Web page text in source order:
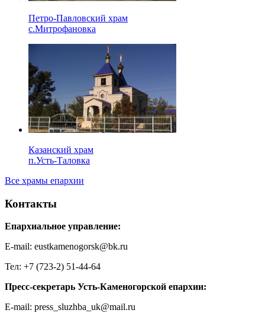
Петро-Павловский храм
с.Митрофановка
Казанский храм
п.Усть-Таловка
Все храмы епархии
Контакты
Епархиальное управление:
E-mail: eustkamenogorsk@bk.ru
Тел: +7 (723-2) 51-44-64
Пресс-секретарь Усть-Каменогорской епархии:
E-mail: press_sluzhba_uk@mail.ru